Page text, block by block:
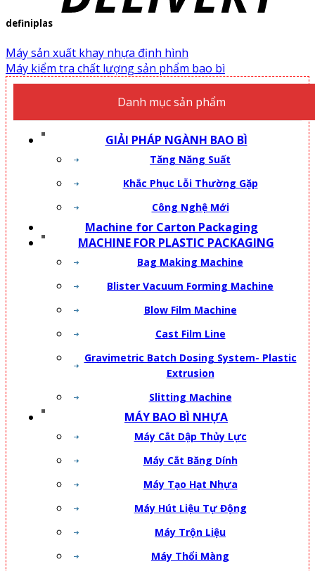
definiplas
Máy sản xuất khay nhựa định hình
Máy kiểm tra chất lượng sản phẩm bao bì
Danh mục sản phẩm
GIẢI PHÁP NGÀNH BAO BÌ
Tăng Năng Suất
Khắc Phục Lỗi Thường Gặp
Công Nghệ Mới
Machine for Carton Packaging
MACHINE FOR PLASTIC PACKAGING
Bag Making Machine
Blister Vacuum Forming Machine
Blow Film Machine
Cast Film Line
Gravimetric Batch Dosing System- Plastic
Extrusion
Slitting Machine
MÁY BAO BÌ NHỰA
Máy Cắt Dập Thủy Lực
Máy Cắt Băng Dính
Máy Tạo Hạt Nhựa
Máy Hút Liệu Tự Động
Máy Trộn Liệu
Máy Thổi Màng